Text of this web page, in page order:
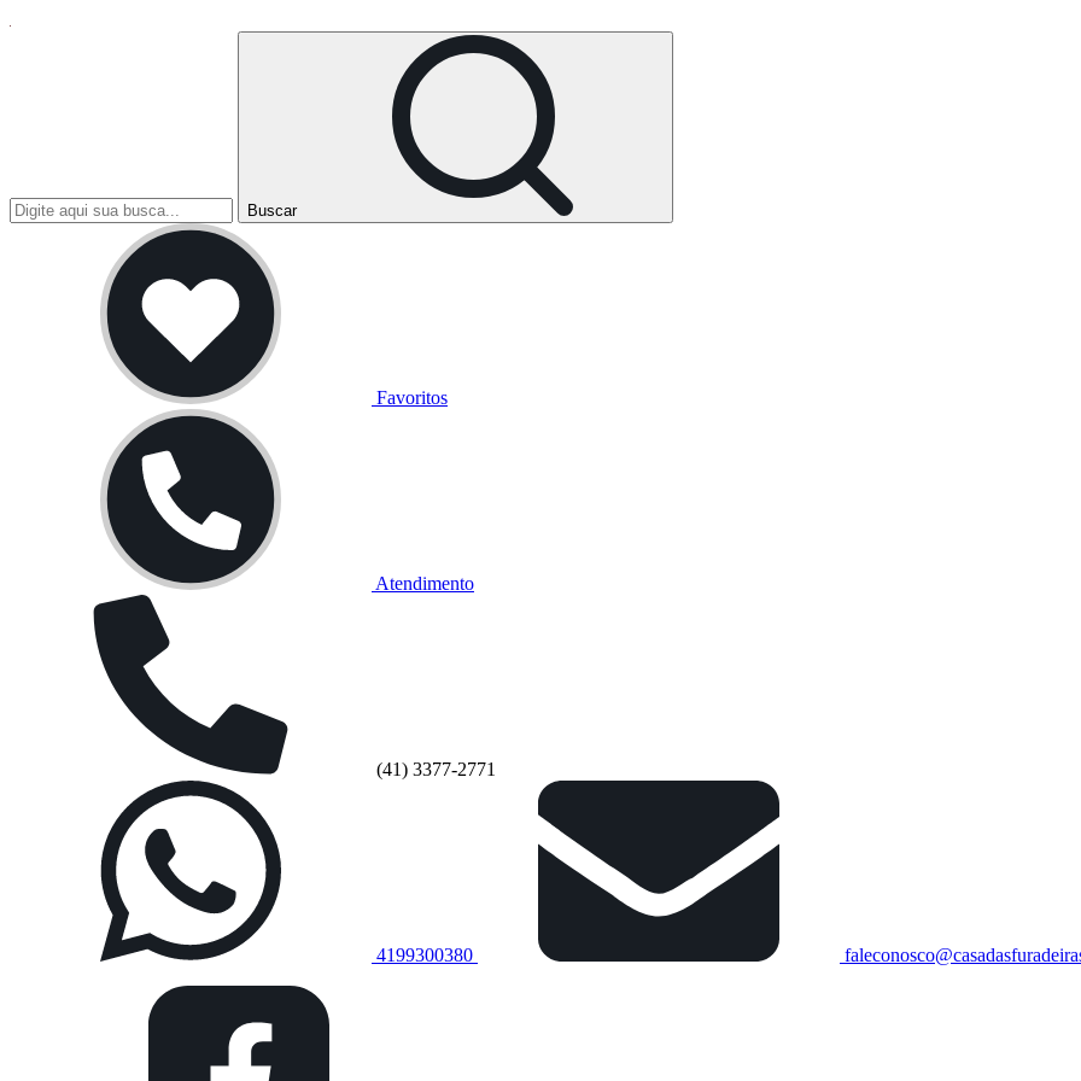
Buscar
Favoritos
Atendimento
(41) 3377-2771
4199300380